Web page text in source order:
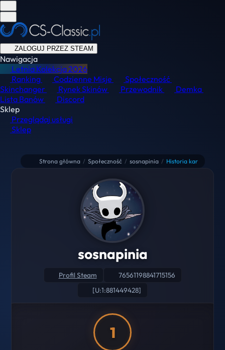
ZALOGUJ PRZEZ STEAM
Nawigacja
Letnia Kolekcja2026
Ranking
Codzienne Misje
Społeczność
Skinchanger
Rynek Skinów Przewodnik
Demka
Lista Banów
Discord
Sklep
Przeglądaj usługi
Sklep
Strona główna / Społeczność / sosnapinia / Historia kar
sosnapinia
Profil Steam
76561198841715156
[U:1:881449428]
1